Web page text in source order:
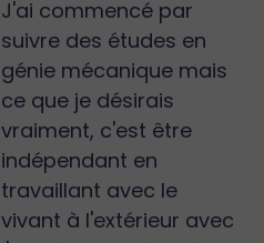
J'ai commencé par
suivre des études en
génie mécanique mais
ce que je désirais
vraiment, c'est être
indépendant en
travaillant avec le
vivant à l'extérieur avec